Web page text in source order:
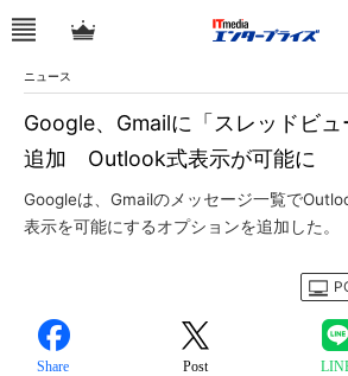
ニュース
Google、Gmailに「スレッドビュ
追加 Outlook式表示が可能に
Googleは、Gmailのメッセージ一覧で
表示を可能にするオプションを追加した。
Share Post